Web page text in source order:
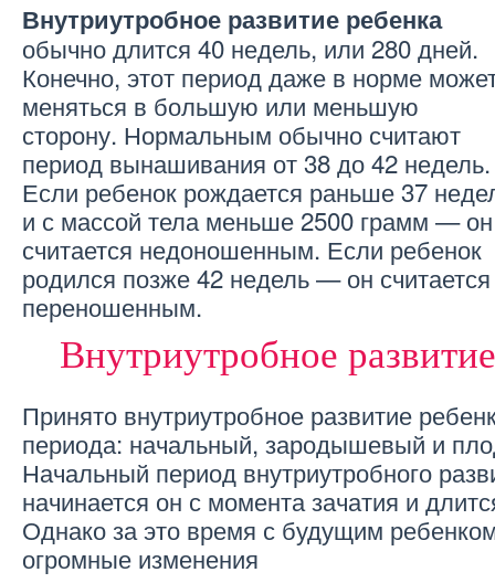
Внутриутробное развитие ребенка
обычно длится 40 недель, или 280 дней.
Конечно, этот период даже в норме
меняться в большую или меньшую
сторону. Нормальным обычно считают
период вынашивания от 38 до 42 недель.
Если ребенок рождается раньше 37
и с массой тела меньше 2500 грамм — он
считается недоношенным. Если ребенок
родился позже 42 недель — он считается
переношенным.
Внутриутробное
Принято внутриутробное развитие
периода: начальный, зародышевый и
Начальный период внутриутробного
начинается он с момента зачатия и
Однако за это время с будущим
огромные изменения